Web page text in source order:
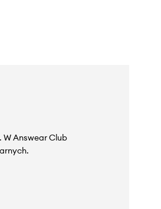
W Answear Club